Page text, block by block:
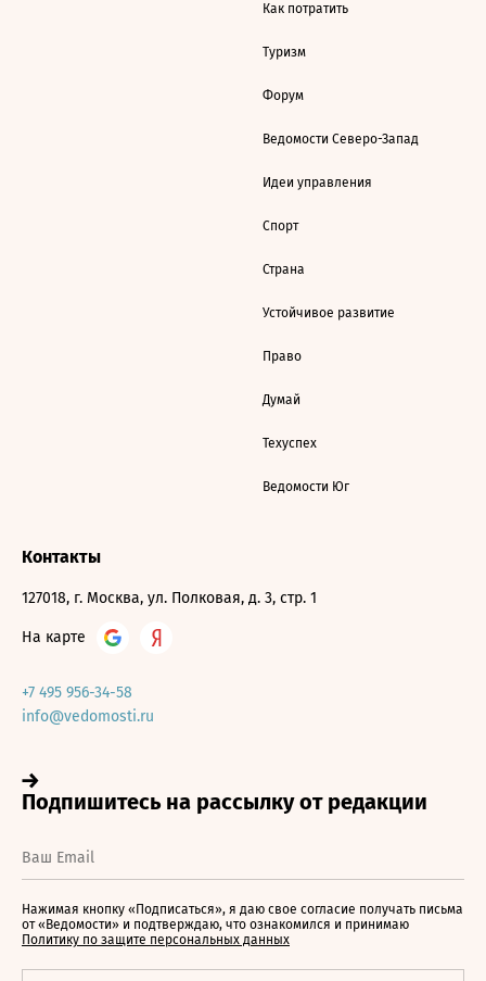
Как потратить
Туризм
Форум
Ведомости Северо-Запад
Идеи управления
Спорт
Страна
Устойчивое развитие
Право
Думай
Техуспех
Ведомости Юг
Контакты
127018, г. Москва, ул. Полковая, д. 3, стр. 1
На карте
+7 495 956-34-58
info@vedomosti.ru
Нажимая кнопку «Подписаться», я даю свое согласие получать письма
от «Ведомости» и подтверждаю, что ознакомился и принимаю
Политику по защите персональных данных